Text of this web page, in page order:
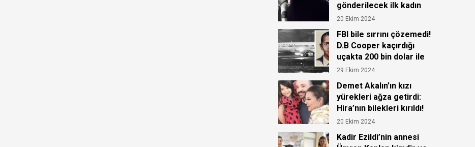
gönderilecek ilk kadın
astronot için kıyafet
20 Ekim 2024
FBI bile sırrını çözemedi!
D.B Cooper kaçırdığı
uçakta 200 bin dolar ile
ortadan kayboldu!
29 Ekim 2024
Demet Akalın’ın kızı
yürekleri ağza getirdi:
Hira’nın bilekleri kırıldı!
20 Ekim 2024
Kadir Ezildi’nin annesi